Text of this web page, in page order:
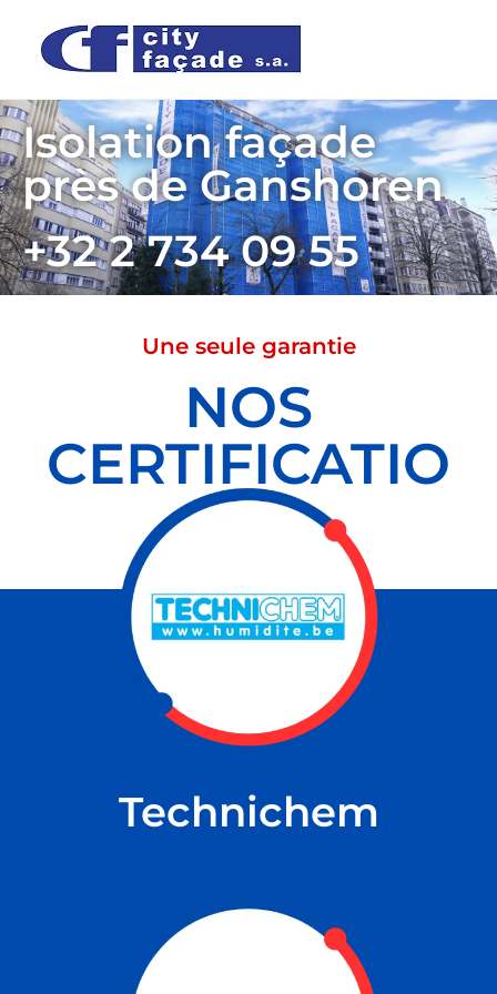
Isolation façade
près de Ganshoren
+32 2 734 09 55
Une seule garantie
NOS
CERTIFICATIO
NS
Technichem